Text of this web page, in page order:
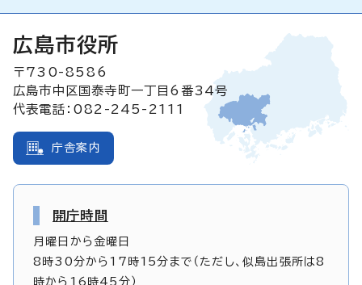
広島市役所
〒730-8586
広島市中区国泰寺町一丁目6番34号
代表電話：082-245-2111
庁舎案内
開庁時間
月曜日から金曜日
8時30分から17時15分まで（ただし、似島出張所は8
時から16時45分）